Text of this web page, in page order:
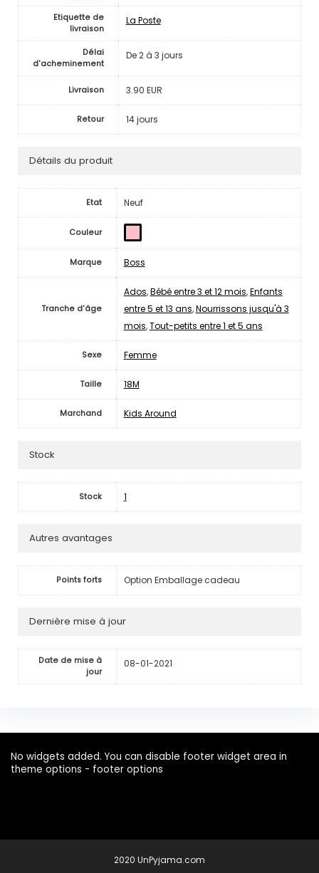
Etiquette de
livraison
La Poste
Délai
d'acheminement
De 2 à 3 jours
Livraison 3.90 EUR
Retour 14 jours
Détails du produit
Etat Neuf
Couleur
Marque Boss
Tranche d'âge
Ados,Bébé entre 3 et 12 mois,Enfants
entre 5 et 13 ans,Nourrissons jusqu'à 3
mois,Tout-petits entre 1 et 5 ans
Sexe Femme
Taille 18M
Marchand Kids Around
Stock
Stock 1
Autres avantages
Points forts Option Emballage cadeau
Dernière mise à jour
Date de mise à
jour
08-01-2021
No widgets added. You can disable footer widget area in
theme options - footer options
2020 UnPyjama.com